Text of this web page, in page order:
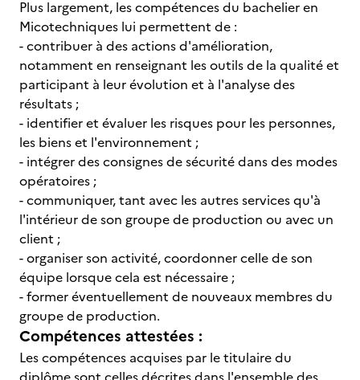
Plus largement, les compétences du bachelier en
Micotechniques lui permettent de :
- contribuer à des actions d'amélioration,
notamment en renseignant les outils de la qualité et
participant à leur évolution et à l'analyse des
résultats ;
- identifier et évaluer les risques pour les personnes,
les biens et l'environnement ;
- intégrer des consignes de sécurité dans des modes
opératoires ;
- communiquer, tant avec les autres services qu'à
l'intérieur de son groupe de production ou avec un
client ;
- organiser son activité, coordonner celle de son
équipe lorsque cela est nécessaire ;
- former éventuellement de nouveaux membres du
groupe de production.
Compétences attestées :
Les compétences acquises par le titulaire du